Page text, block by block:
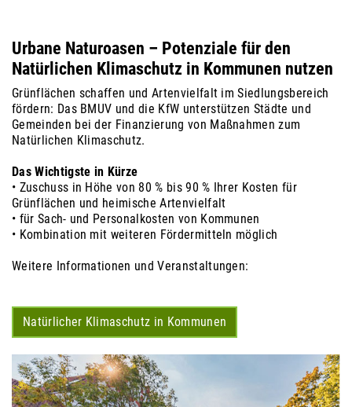
Urbane Naturoasen – Potenziale für den
Natürlichen Klimaschutz in Kommunen nutzen
Grünflächen schaffen und Artenvielfalt im Siedlungsbereich
fördern: Das BMUV und die KfW unterstützen Städte und
Gemeinden bei der Finanzierung von Maßnahmen zum
Natürlichen Klimaschutz.
Das Wichtigste in Kürze
• Zuschuss in Höhe von 80 % bis 90 % Ihrer Kosten für
Grünflächen und heimische Artenvielfalt
• für Sach- und Personalkosten von Kommunen
• Kombination mit weiteren Förder­mitteln möglich
Weitere Informationen und Veranstaltungen:
Natürlicher Klimaschutz in Kommunen